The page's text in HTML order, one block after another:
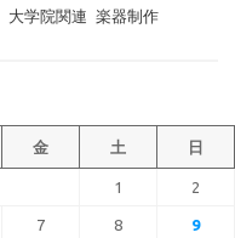
大学院関連 楽器制作
金 土 日
1 2
7 8 9